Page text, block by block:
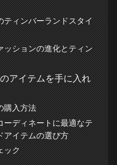
ティンバーランドスタイ
ッションの進化とティン
アイテムを手に入れ
購入方法
ーディネートに最適なテ
アイテムの選び方
ック